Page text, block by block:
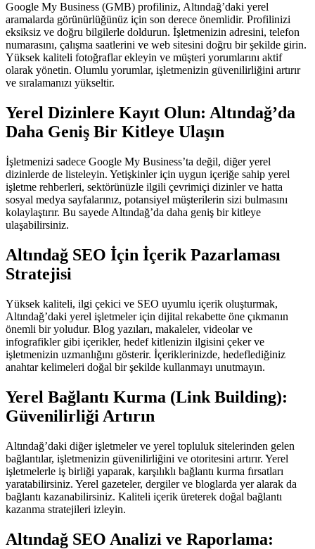
Google My Business (GMB) profiliniz, Altındağ’daki yerel
aramalarda görünürlüğünüz için son derece önemlidir. Profilinizi
eksiksiz ve doğru bilgilerle doldurun. İşletmenizin adresini, telefon
numarasını, çalışma saatlerini ve web sitesini doğru bir şekilde girin.
Yüksek kaliteli fotoğraflar ekleyin ve müşteri yorumlarını aktif
olarak yönetin. Olumlu yorumlar, işletmenizin güvenilirliğini artırır
ve sıralamanızı yükseltir.
Yerel Dizinlere Kayıt Olun: Altındağ’da
Daha Geniş Bir Kitleye Ulaşın
İşletmenizi sadece Google My Business’ta değil, diğer yerel
dizinlerde de listeleyin. Yetişkinler için uygun içeriğe sahip yerel
işletme rehberleri, sektörünüzle ilgili çevrimiçi dizinler ve hatta
sosyal medya sayfalarınız, potansiyel müşterilerin sizi bulmasını
kolaylaştırır. Bu sayede Altındağ’da daha geniş bir kitleye
ulaşabilirsiniz.
Altındağ SEO İçin İçerik Pazarlaması
Stratejisi
Yüksek kaliteli, ilgi çekici ve SEO uyumlu içerik oluşturmak,
Altındağ’daki yerel işletmeler için dijital rekabette öne çıkmanın
önemli bir yoludur. Blog yazıları, makaleler, videolar ve
infografikler gibi içerikler, hedef kitlenizin ilgisini çeker ve
işletmenizin uzmanlığını gösterir. İçeriklerinizde, hedeflediğiniz
anahtar kelimeleri doğal bir şekilde kullanmayı unutmayın.
Yerel Bağlantı Kurma (Link Building):
Güvenilirliği Artırın
Altındağ’daki diğer işletmeler ve yerel topluluk sitelerinden gelen
bağlantılar, işletmenizin güvenilirliğini ve otoritesini artırır. Yerel
işletmelerle iş birliği yaparak, karşılıklı bağlantı kurma fırsatları
yaratabilirsiniz. Yerel gazeteler, dergiler ve bloglarda yer alarak da
bağlantı kazanabilirsiniz. Kaliteli içerik üreterek doğal bağlantı
kazanma stratejileri izleyin.
Altındağ SEO Analizi ve Raporlama: